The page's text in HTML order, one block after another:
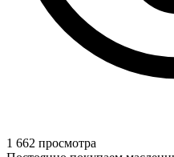
1 662 просмотра